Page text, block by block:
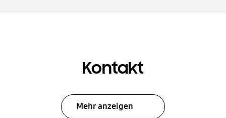
Kontakt
Mehr anzeigen